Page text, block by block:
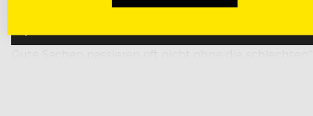
heißt, und das ist ihm auch 1997 klar, als er den